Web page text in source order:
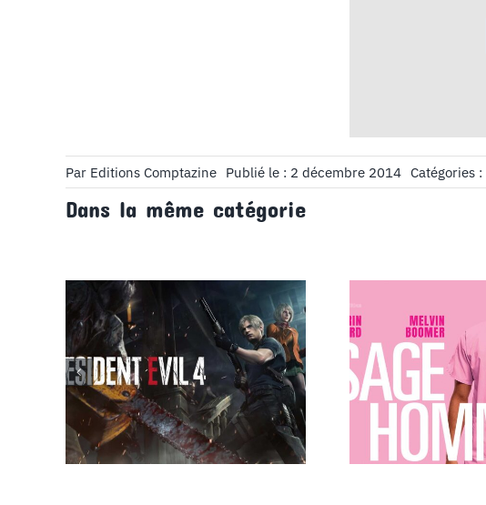
Par Editions Comptazine Publié le : 2 décembre 2014 Catégories :
Dans la même catégorie
Evil 4
Cinéma : Sage-
Homme